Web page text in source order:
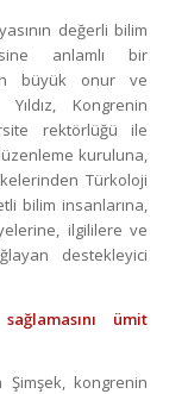
değerli bilim
anlamlı bir
büyük onur ve
Kongrenin
rektörlüğü ile
kuruluna,
Türkoloji
bilim insanlarına,
ilgililere ve
destekleyici
ümit
kongrenin